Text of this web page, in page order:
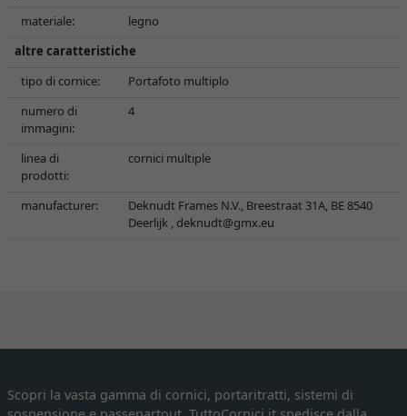
materiale:
legno
altre caratteristiche
tipo di cornice:
Portafoto multiplo
numero di
immagini:
4
linea di
prodotti:
cornici multiple
manufacturer:
Deknudt Frames N.V., Breestraat 31A, BE 8540
Deerlijk , deknudt@gmx.eu
Scopri la vasta gamma di cornici, portaritratti, sistemi di